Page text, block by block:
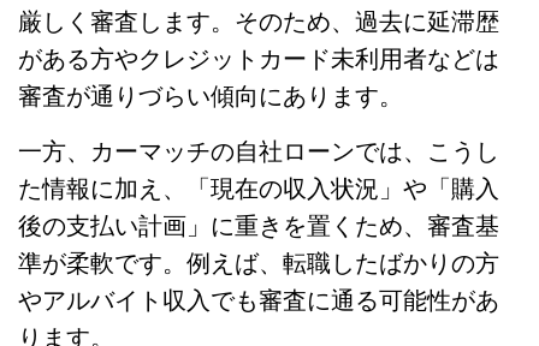
厳しく審査します。そのため、過去に延滞歴
がある方やクレジットカード未利用者などは
審査が通りづらい傾向にあります。
一方、カーマッチの自社ローンでは、こうし
た情報に加え、「現在の収入状況」や「購入
後の支払い計画」に重きを置くため、審査基
準が柔軟です。例えば、転職したばかりの方
やアルバイト収入でも審査に通る可能性があ
ります。